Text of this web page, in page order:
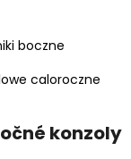
konzoly